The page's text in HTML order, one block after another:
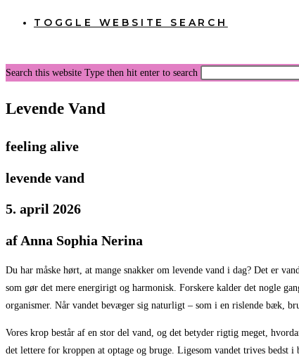
TOGGLE WEBSITE SEARCH
Search this website Type then hit enter to search
Levende Vand
feeling alive
levende vand
5. april 2026
af Anna Sophia Nerina
Du har måske hørt, at mange snakker om levende vand i dag? Det er
som gør det mere energirigt og harmonisk. Forskere kalder det nogle
organismer. Når vandet bevæger sig naturligt – som i en rislende bæk,
Vores krop består af en stor del vand, og det betyder rigtig meget,
det lettere for kroppen at optage og bruge. Ligesom vandet trives